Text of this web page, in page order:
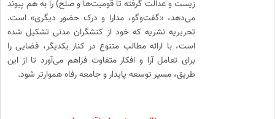
زیست و عدالت گرفته تا قومیت‌ها و صلح) را به هم پیوند
می‌دهد، «گفت‌وگو، مدارا و درک حضور دیگری» است.
تحریریه نشریه که خود از کنشگران مدنی تشکیل شده
است، با ارائه مطالب متنوع در کنار یکدیگر، فضایی را
برای تعامل آرا و افکار متفاوت فراهم می‌آورد تا از این
طریق، مسیر توسعه پایدار و جامعه رفاه هموارتر شود.